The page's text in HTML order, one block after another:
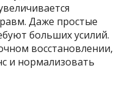
Даже простые
больших усилий.
восстановлении,
и нормализовать